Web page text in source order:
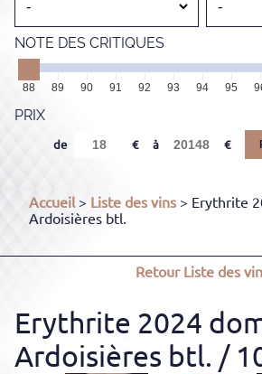
NOTE DES CRITIQUES
88 89 90 91 92 93 94 95
PRIX
de à
Accueil> Liste des vins > Erythrite
Ardoisières btl.
RetourListe des
Erythrite 2024
Ardoisières btl. /